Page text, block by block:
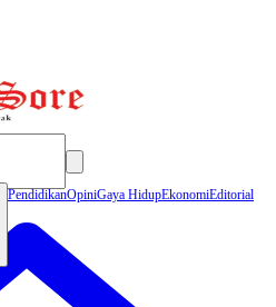
PendidikanOpiniGaya HidupEkonomiEditorial